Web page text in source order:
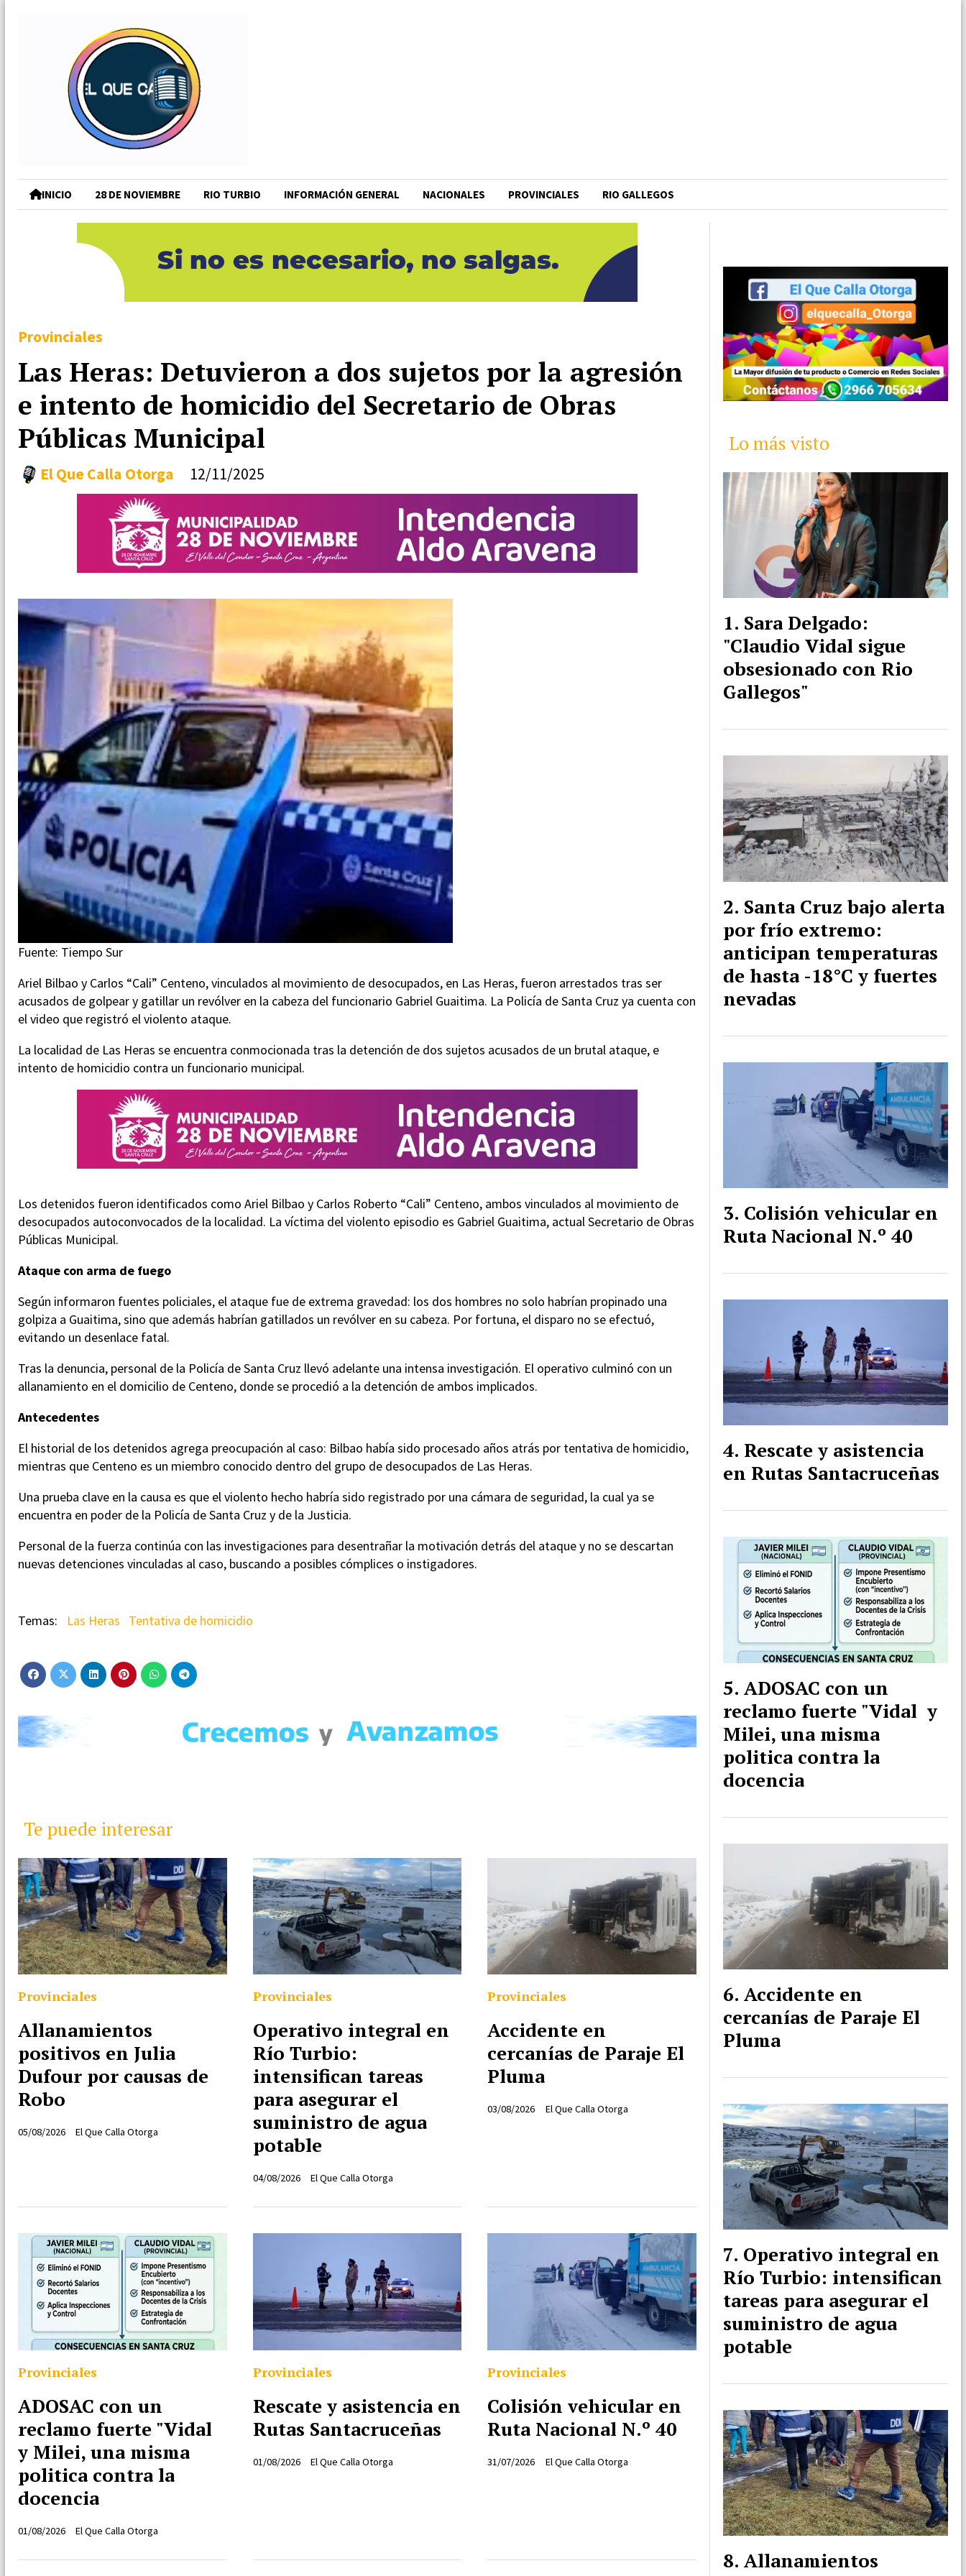
INICIO 28 DE NOVIEMBRE RIO TURBIO INFORMACIÓN GENERAL NACIONALES PROVINCIALES RIO GALLEGOS
Las Heras: Detuvieron a dos sujetos por la agresión
e intento de homicidio del Secretario de Obras
Públicas Municipal
Provinciales
12/11/2025
El Que Calla Otorga
Fuente: Tiempo Sur
Ariel Bilbao y Carlos “Cali” Centeno, vinculados al movimiento de desocupados, en Las Heras, fueron arrestados tras ser
acusados de golpear y gatillar un revólver en la cabeza del funcionario Gabriel Guaitima. La Policía de Santa Cruz ya cuenta con
el video que registró el violento ataque.
La localidad de Las Heras se encuentra conmocionada tras la detención de dos sujetos acusados de un brutal ataque, e
intento de homicidio contra un funcionario municipal.
Los detenidos fueron identificados como Ariel Bilbao y Carlos Roberto “Cali” Centeno, ambos vinculados al movimiento de
desocupados autoconvocados de la localidad. La víctima del violento episodio es Gabriel Guaitima, actual Secretario de Obras
Públicas Municipal.
Ataque con arma de fuego
Según informaron fuentes policiales, el ataque fue de extrema gravedad: los dos hombres no solo habrían propinado una
golpiza a Guaitima, sino que además habrían gatillados un revólver en su cabeza. Por fortuna, el disparo no se efectuó,
evitando un desenlace fatal.
Tras la denuncia, personal de la Policía de Santa Cruz llevó adelante una intensa investigación. El operativo culminó con un
allanamiento en el domicilio de Centeno, donde se procedió a la detención de ambos implicados.
Antecedentes
El historial de los detenidos agrega preocupación al caso: Bilbao había sido procesado años atrás por tentativa de homicidio,
mientras que Centeno es un miembro conocido dentro del grupo de desocupados de Las Heras.
Una prueba clave en la causa es que el violento hecho habría sido registrado por una cámara de seguridad, la cual ya se
encuentra en poder de la Policía de Santa Cruz y de la Justicia.
Personal de la fuerza continúa con las investigaciones para desentrañar la motivación detrás del ataque y no se descartan
nuevas detenciones vinculadas al caso, buscando a posibles cómplices o instigadores.
Las Heras Tentativa de homicidio
Te puede interesar
Allanamientos
positivos en Julia
Dufour por causas de
Robo
El Que Calla Otorga
Provinciales
05/08/2026
Operativo integral en
Río Turbio:
intensifican tareas
para asegurar el
suministro de agua
potable
El Que Calla Otorga
Provinciales
04/08/2026
Accidente en
cercanías de Paraje El
Pluma
El Que Calla Otorga
Provinciales
03/08/2026
ADOSAC con un
reclamo fuerte "Vidal
y Milei, una misma
politica contra la
docencia
El Que Calla Otorga
Provinciales
01/08/2026
Rescate y asistencia en
Rutas Santacruceñas
El Que Calla Otorga
Provinciales
01/08/2026
Colisión vehicular en
Ruta Nacional N.º 40
El Que Calla Otorga
Provinciales
31/07/2026
Lo más visto
Sara Delgado:
"Claudio Vidal sigue
obsesionado con Rio
Gallegos"
Santa Cruz bajo alerta
por frío extremo:
anticipan temperaturas
de hasta -18°C y fuertes
nevadas
Colisión vehicular en
Ruta Nacional N.º 40
Rescate y asistencia
en Rutas Santacruceñas
ADOSAC con un
reclamo fuerte "Vidal y
Milei, una misma
politica contra la
docencia
Accidente en
cercanías de Paraje El
Pluma
Operativo integral en
Río Turbio: intensifican
tareas para asegurar el
suministro de agua
potable
Allanamientos